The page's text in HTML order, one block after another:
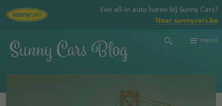
Een all-in auto huren bij Sunny Cars?
Naar sunnycars.be
Sunny Cars Blog menu